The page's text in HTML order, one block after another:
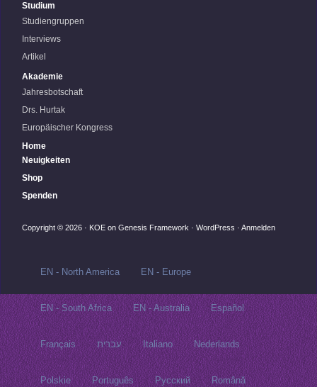
Studium
Studiengruppen
Interviews
Artikel
Akademie
Jahresbotschaft
Drs. Hurtak
Europäischer Kongress
Home
Neuigkeiten
Shop
Spenden
Copyright © 2026 · KOE on Genesis Framework · WordPress · Anmelden
EN - North America EN - Europe
EN - South Africa EN - Australia Español
Français עברית Italiano Nederlands
Polskie Português Русский‬ Română